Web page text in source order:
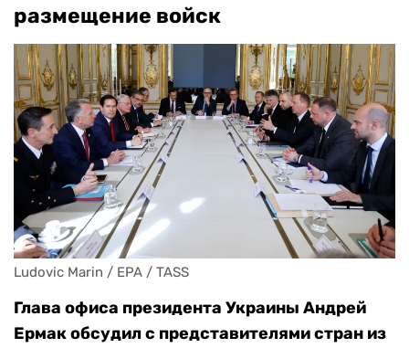
размещение войск
Ludovic Marin / EPA / TASS
Глава офиса президента Украины Андрей
Ермак обсудил с представителями стран из